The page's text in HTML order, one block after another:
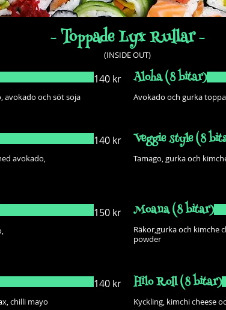
- Toppade Lyx Rullar -
(INSIDE OUT)
avokado och söt soja
140 kr Aloha (8 bitar)
Avokado och gurka
avokado,
140 kr Veggie style (8
Tamago, gurka och
150 kr Moana (8 bitar)
Räkor,gurka och kimche
chilli mayo
140 kr Hilo Roll (8 bitar)
Kyckling, kimchi cheese